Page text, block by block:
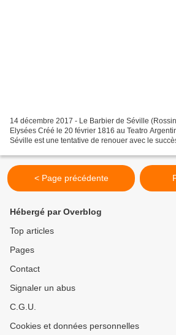
14 décembre 2017 - Le Barbier de Séville
Elysées Créé le 20 février 1816 au Teatro
Séville est une tentative de renouer avec le
< Page précédente
Hébergé par Overblog
Top articles
Pages
Contact
Signaler un abus
C.G.U.
Cookies et données personnelles